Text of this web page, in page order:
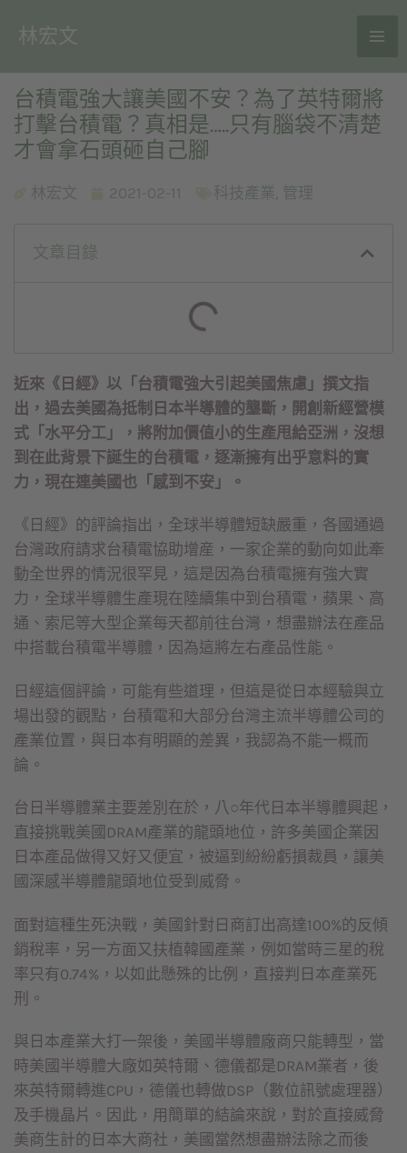
林宏文
台積電強大讓美國不安？為了英特爾將
打擊台積電？真相是…..只有腦袋不清楚
才會拿石頭砸自己腳
林宏文 2021-02-11 科技產業, 管理
文章目錄
近來《日經》以「台積電強大引起美國焦慮」撰文指
出，過去美國為抵制日本半導體的壟斷，開創新經營模
式「水平分工」，將附加價值小的生產甩給亞洲，沒想
到在此背景下誕生的台積電，逐漸擁有出乎意料的實
力，現在連美國也「感到不安」。
《日經》的評論指出，全球半導體短缺嚴重，各國通過
台灣政府請求台積電協助增産，一家企業的動向如此牽
動全世界的情況很罕見，這是因為台積電擁有強大實
力，全球半導體生產現在陸續集中到台積電，蘋果、高
通、索尼等大型企業每天都前往台灣，想盡辦法在產品
中搭載台積電半導體，因為這將左右產品性能。
日經這個評論，可能有些道理，但這是從日本經驗與立
場出發的觀點，台積電和大部分台灣主流半導體公司的
產業位置，與日本有明顯的差異，我認為不能一概而
論。
台日半導體業主要差別在於，八○年代日本半導體興起，
直接挑戰美國DRAM產業的龍頭地位，許多美國企業因
日本產品做得又好又便宜，被逼到紛紛虧損裁員，讓美
國深感半導體龍頭地位受到威脅。
面對這種生死決戰，美國針對日商訂出高達100%的反傾
銷稅率，另一方面又扶植韓國產業，例如當時三星的稅
率只有0.74%，以如此懸殊的比例，直接判日本產業死
刑。
與日本產業大打一架後，美國半導體廠商只能轉型，當
時美國半導體大廠如英特爾、德儀都是DRAM業者，後
來英特爾轉進CPU，德儀也轉做DSP（數位訊號處理器）
及手機晶片。因此，用簡單的結論來說，對於直接威脅
美商生計的日本大商社，美國當然想盡辦法除之而後